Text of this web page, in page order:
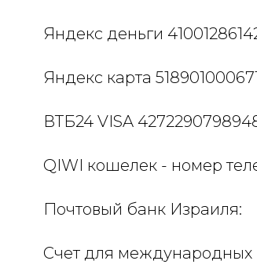
Яндекс деньги
Яндекс карта
ВТБ24 VISA
QIWI кошелек - номер
Почтовый банк Израиля:
Счет для международных